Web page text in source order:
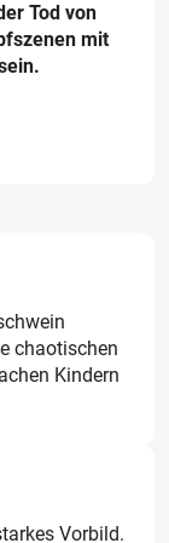
Tod von
mit
chaotischen
Kindern
Vorbild.